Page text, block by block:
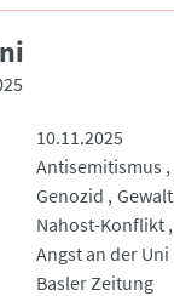
10.11.2025
Antisemitismus
Genozid Gewalt
Nahost-Konflikt
Angst an der Uni
Basler Zeitung